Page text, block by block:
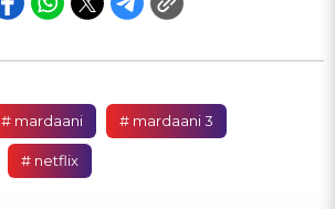
# mardaani # mardaani 3
# netflix